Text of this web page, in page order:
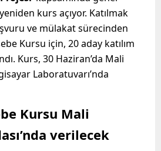
kurs açıyor. Katılmak
ve mülakat sürecinden
Kursu için, 20 aday katılım
Kurs, 30 Haziran’da Mali
Laboratuvarı’nda
Kursu Mali
verilecek